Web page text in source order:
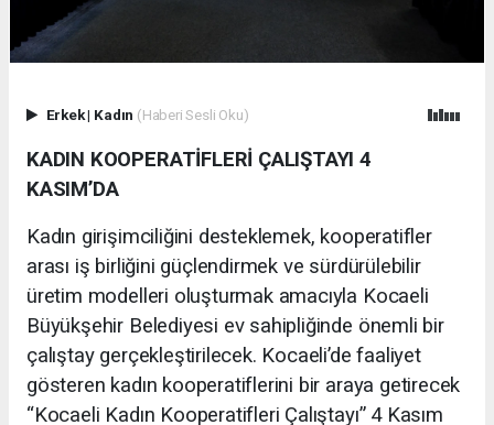
Erkek| Kadın (Haberi Sesli Oku)
KADIN KOOPERATİFLERİ ÇALIŞTAYI 4
KASIM’DA
Kadın girişimciliğini desteklemek, kooperatifler
arası iş birliğini güçlendirmek ve sürdürülebilir
üretim modelleri oluşturmak amacıyla Kocaeli
Büyükşehir Belediyesi ev sahipliğinde önemli bir
çalıştay gerçekleştirilecek. Kocaeli’de faaliyet
gösteren kadın kooperatiflerini bir araya getirecek
“Kocaeli Kadın Kooperatifleri Çalıştayı” 4 Kasım